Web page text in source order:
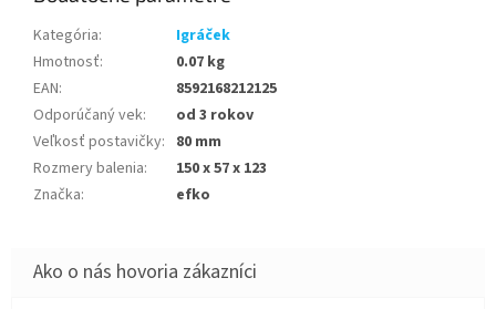
Kategória:
Igráček
Hmotnosť:
0.07 kg
EAN:
8592168212125
Odporúčaný vek:
od 3 rokov
Veľkosť postavičky: 80 mm
Rozmery balenia:
150 x 57 x 123
Značka: efko